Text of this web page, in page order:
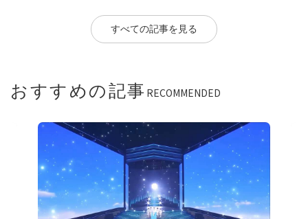
すべての記事を見る
おすすめの記事 RECOMMENDED